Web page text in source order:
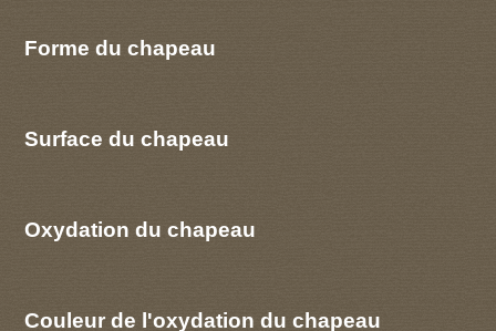
Forme du chapeau
Surface du chapeau
Oxydation du chapeau
Couleur de l'oxydation du chapeau